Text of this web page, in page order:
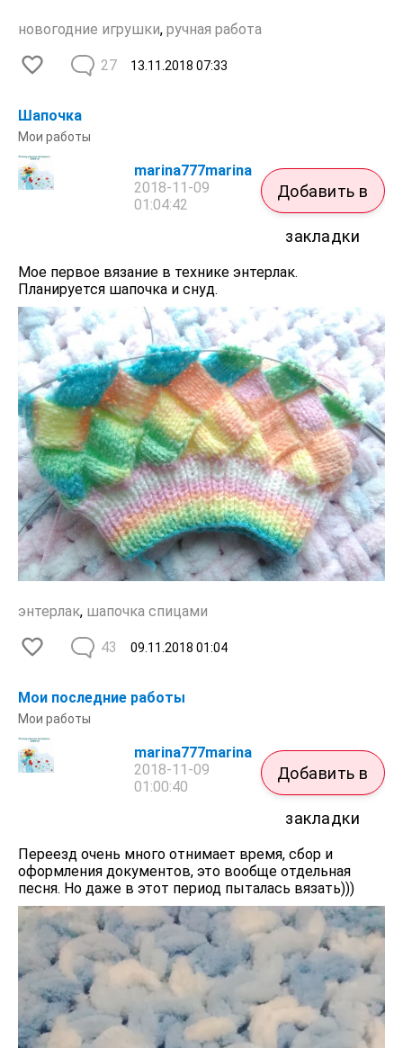
новогодние игрушки, ручная работа
13.11.2018 07:33
27
Шапочка
Мои работы
marina777marina
2018-11-09
01:04:42
Добавить в
закладки
Мое первое вязание в технике энтерлак.
Планируется шапочка и снуд.
энтерлак, шапочка спицами
09.11.2018 01:04
43
Мои последние работы
Мои работы
marina777marina
2018-11-09
01:00:40
Добавить в
закладки
Переезд очень много отнимает время, сбор и
оформления документов, это вообще отдельная
песня. Но даже в этот период пыталась вязать)))